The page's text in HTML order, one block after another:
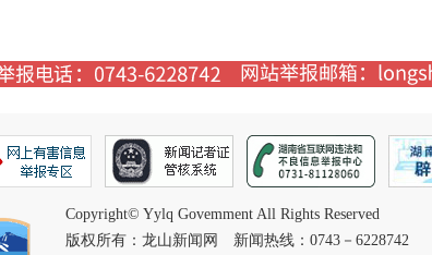
Copyright© Yylq Govemment All Rights Reserved
版权所有：龙山新闻网 新闻热线：0743－6228742